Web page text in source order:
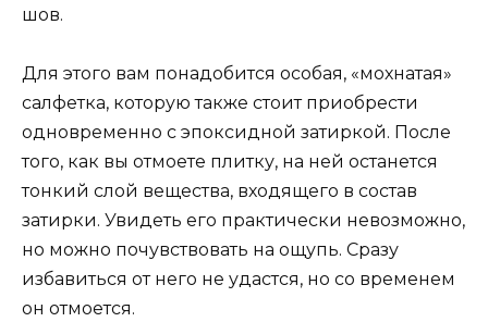
шов.
Для этого вам понадобится особая, «мохнатая»
салфетка, которую также стоит приобрести
одновременно с эпоксидной затиркой. После
того, как вы отмоете плитку, на ней останется
тонкий слой вещества, входящего в состав
затирки. Увидеть его практически невозможно,
но можно почувствовать на ощупь. Сразу
избавиться от него не удастся, но со временем
он отмоется.